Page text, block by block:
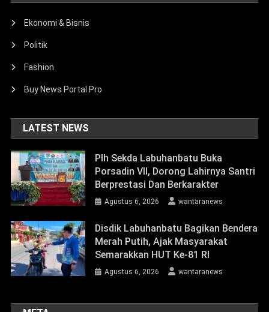
Ekonomi & Bisnis
Politik
Fashion
Buy News Portal Pro
LATEST NEWS
Plh Sekda Labuhanbatu Buka
Porsadin VII, Dorong Lahirnya Santri
Berprestasi Dan Berkarakter
Agustus 6, 2026 wantaranews
Disdik Labuhanbatu Bagikan Bendera
Merah Putih, Ajak Masyarakat
Semarakkan HUT Ke-81 RI
Agustus 6, 2026 wantaranews